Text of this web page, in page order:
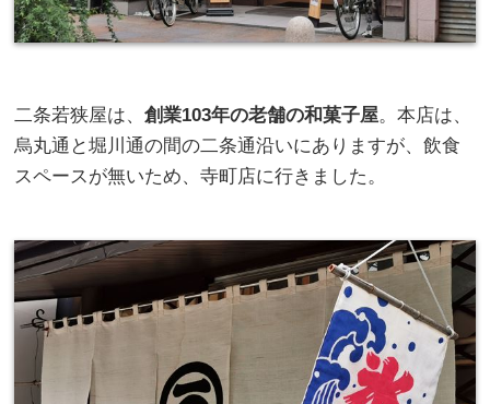
二条若狭屋は、創業103年の老舗の和菓子屋。本店は、
烏丸通と堀川通の間の二条通沿いにありますが、飲食
スペースが無いため、寺町店に行きました。